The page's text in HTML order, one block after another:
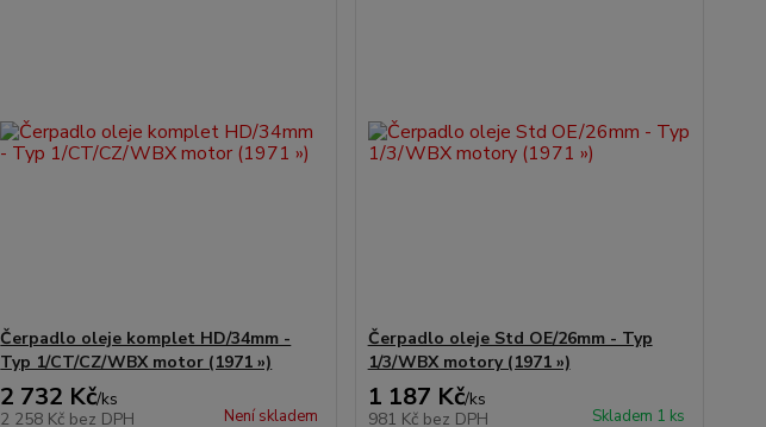
Čerpadlo oleje komplet HD/34mm -
Typ 1/CT/CZ/WBX motor (1971 »)
2 732 Kč/ks
2 258 Kč bez DPH Není skladem
Čerpadlo oleje Std OE/26mm - Typ
1/3/WBX motory (1971 »)
1 187 Kč/ks
981 Kč bez DPH Skladem 1 ks